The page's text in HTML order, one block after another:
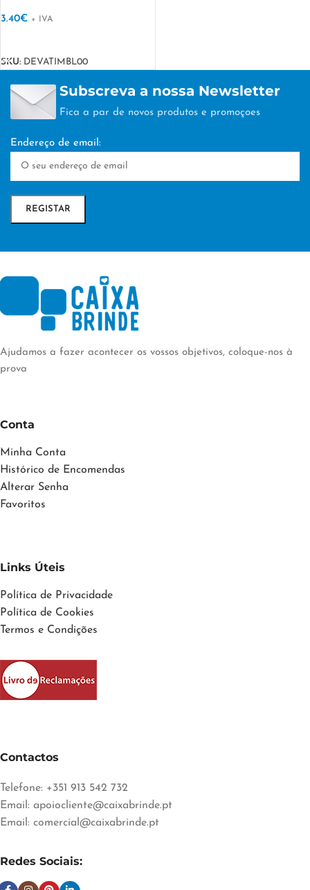
3.40€ + IVA
SKU: DEVATIMBL00
Subscreva a nossa Newsletter
Fica a par de novos produtos e promoçoes
Endereço de email:
Ajudamos a fazer acontecer os vossos objetivos, coloque-nos à
prova
Conta
Minha Conta
Histórico de Encomendas
Alterar Senha
Favoritos
Links Úteis
Política de Privacidade
Política de Cookies
Termos e Condições
Contactos
Telefone: +351 913 542 732
Email: apoiocliente@caixabrinde.pt
Email: comercial@caixabrinde.pt
Redes Sociais: